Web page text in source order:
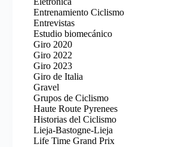
Entrenamiento Ciclismo
Entrevistas
Estudio biomecánico
Giro 2020
Giro 2022
Giro 2023
Giro de Italia
Gravel
Grupos de Ciclismo
Haute Route Pyrenees
Historias del Ciclismo
Lieja-Bastogne-Lieja
Life Time Grand Prix